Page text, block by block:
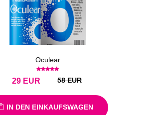
Oculear
EUR
29 58 EUR
IN DEN EINKAUFSWAGEN